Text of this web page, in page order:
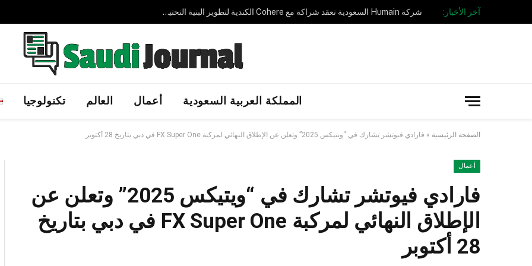
آخر الأخبار: شركة AVELIN AI الإماراتية الناشئة تجمع 3.7 مليون دولار لتوسيع حلول الذكاء الاصطناعي السيادي عالميًا
المملكة العربية السعودية أعمال العالم تكنولوجيا
الصفحة الرئيسية » فارادي فيوتشر تشارك في “ويتيكس 2025” وتعلن عن الإطلاق النهائي لمركبة FX Super One في دبي بتاريخ 28 أكتوبر
أعمال
فارادي فيوتشر تشارك في “ويتيكس 2025” وتعلن عن
الإطلاق النهائي لمركبة FX Super One في دبي بتاريخ
28 أكتوبر